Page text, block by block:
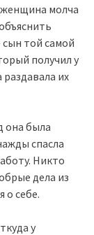
женщина молча
той самой
получил у
их
она была
спасла
Никто
дела из
о себе.
у